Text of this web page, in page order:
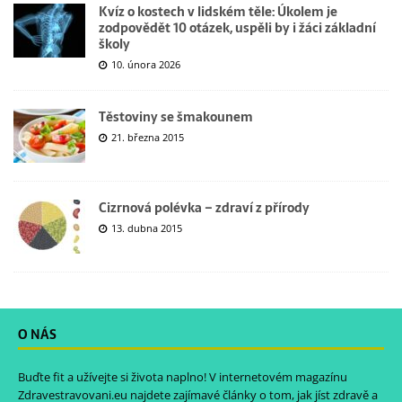
Kvíz o kostech v lidském těle: Úkolem je
zodpovědět 10 otázek, uspěli by i žáci základní
školy
10. února 2026
Těstoviny se šmakounem
21. března 2015
Cizrnová polévka – zdraví z přírody
13. dubna 2015
O NÁS
Buďte fit a užívejte si života naplno! V internetovém magazínu
Zdravestravovani.eu najdete zajímavé články o tom, jak jíst zdravě a